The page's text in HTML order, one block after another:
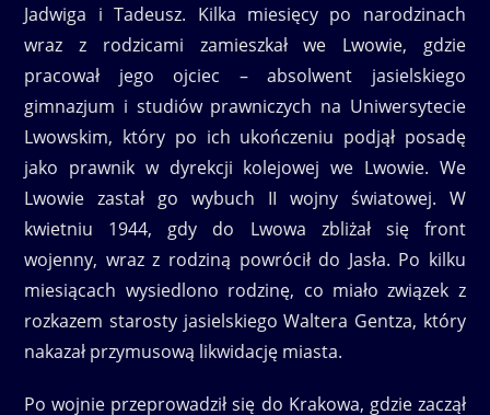
Jadwiga i Tadeusz. Kilka miesięcy po narodzinach
wraz z rodzicami zamieszkał we Lwowie, gdzie
pracował jego ojciec – absolwent jasielskiego
gimnazjum i studiów prawniczych na Uniwersytecie
Lwowskim, który po ich ukończeniu podjął posadę
jako prawnik w dyrekcji kolejowej we Lwowie. We
Lwowie zastał go wybuch II wojny światowej. W
kwietniu 1944, gdy do Lwowa zbliżał się front
wojenny, wraz z rodziną powrócił do Jasła. Po kilku
miesiącach wysiedlono rodzinę, co miało związek z
rozkazem starosty jasielskiego Waltera Gentza, który
nakazał przymusową likwidację miasta.
Po wojnie przeprowadził się do Krakowa, gdzie zaczął